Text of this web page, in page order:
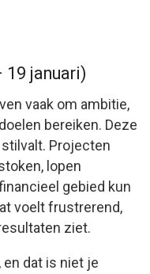
19 januari)
vaak om ambitie,
bereiken. Deze
Projecten
lopen
gebied kun
voelt frustrerend,
ziet.
en dat is niet je